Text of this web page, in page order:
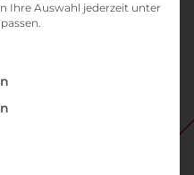
Ihre Auswahl jederzeit unter
Gruppen, für die